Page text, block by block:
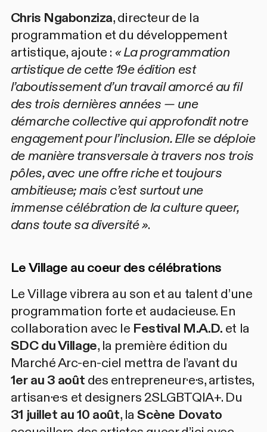
Chris Ngabonziza, directeur de la
programmation et du développement
artistique, ajoute : « La programmation
artistique de cette 19e édition est
l’aboutissement d’un travail amorcé au fil
des trois dernières années — une
démarche collective qui approfondit notre
engagement pour l’inclusion. Elle se déploie
de manière transversale à travers nos trois
pôles, avec une offre riche et toujours
ambitieuse; mais c’est surtout une
immense célébration de la culture queer,
dans toute sa diversité ».
Le Village au coeur des célébrations
Le Village vibrera au son et au talent d’une
programmation forte et audacieuse. En
collaboration avec le Festival M.A.D. et la
SDC du Village, la première édition du
Marché Arc-en-ciel mettra de l’avant du
1er au 3 août des entrepreneur·e·s, artistes,
artisan·e·s et designers 2SLGBTQIA+. Du
31 juillet au 10 août, laScène Dovato